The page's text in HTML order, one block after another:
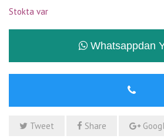
Stokta var
Whatsappdan
Tweet Share